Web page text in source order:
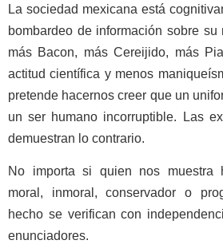
La sociedad mexicana está
bombardeo de información sobre
más Bacon, más Cereijido, más
actitud científica y menos
pretende hacernos creer que un
un ser humano incorruptible. Las
demuestran lo contrario.
No importa si quien nos muestra
moral, inmoral, conservador o
hecho se verifican con
enunciadores.